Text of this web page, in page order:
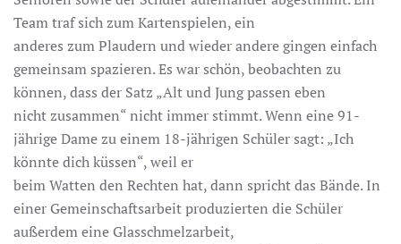
Team traf sich zum Kartenspielen, ein
anderes zum Plaudern und wieder andere gingen einfach
gemeinsam spazieren. Es war schön, beobachten zu
können, dass der Satz „Alt und Jung passen eben
nicht zusammen“ nicht immer stimmt. Wenn eine 91-
jährige Dame zu einem 18-jährigen Schüler sagt: „Ich
könnte dich küssen“, weil er
beim Watten den Rechten hat, dann spricht das Bände. In
einer Gemeinschaftsarbeit produzierten die Schüler
außerdem eine Glasschmelzarbeit,